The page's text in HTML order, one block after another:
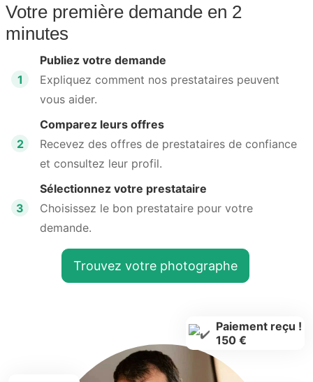
Votre première demande en 2
minutes
1
Publiez votre demande
Expliquez comment nos prestataires peuvent
vous aider.
2
Comparez leurs offres
Recevez des offres de prestataires de confiance
et consultez leur profil.
3
Sélectionnez votre prestataire
Choisissez le bon prestataire pour votre
demande.
Trouvez votre photographe
Paiement reçu !
150 €